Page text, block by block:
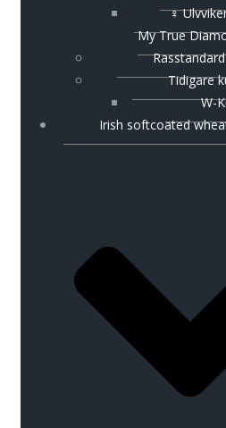
♀
My True
Tidigare
W-
Irish softcoated